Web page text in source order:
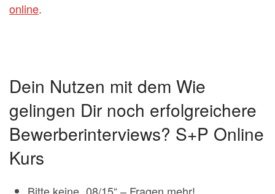
online.
Dein Nutzen mit dem Wie
gelingen Dir noch erfolgreichere
Bewerberinterviews? S+P Online
Kurs